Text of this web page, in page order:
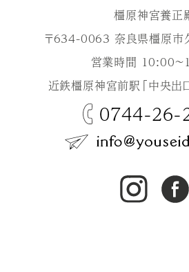
橿原神宮養正
〒634-0063 奈良県橿原市
営業時間 10:00
近鉄橿原神宮前駅「中央出
0744-26-